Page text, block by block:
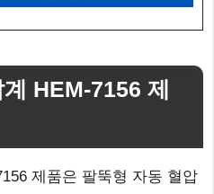
HEM-7156 제
제품은 팔뚝형 자동 혈압